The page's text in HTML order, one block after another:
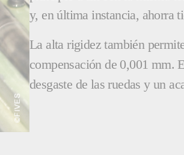
y, en última instancia, ahorra
La alta rigidez también
compensación de 0,001 mm.
desgaste de las ruedas y un